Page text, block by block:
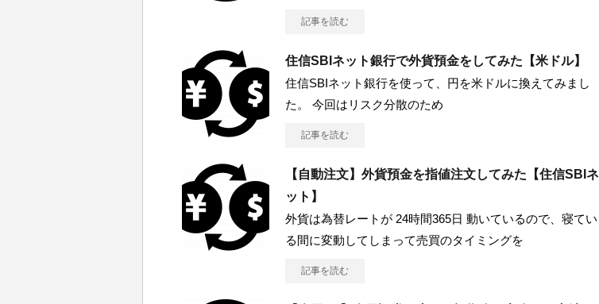
記事を読む
住信SBIネット銀行で外貨預金をしてみた【米ドル】
住信SBIネット銀行を使って、円を米ドルに換えてみまし
た。 今回はリスク分散のため
記事を読む
【自動注文】外貨預金を指値注文してみた【住信SBIネ
ット】
外貨は為替レートが 24時間365日 動いているので、寝てい
る間に変動してしまって売買のタイミングを
記事を読む